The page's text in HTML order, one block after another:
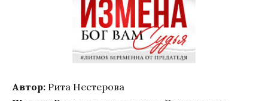
Автор: Рита Нестерова